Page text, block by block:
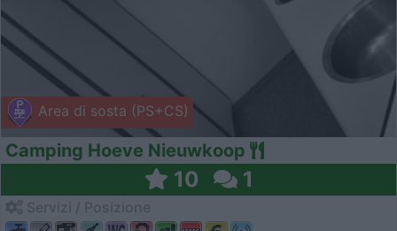
Area di sosta (PS+CS)
Camping Hoeve Nieuwkoop
10 1